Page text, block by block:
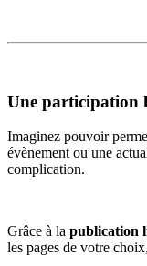
Une participation
Imaginez pouvoir
évènement ou une
complication.
Grâce à la publication
les pages de votre